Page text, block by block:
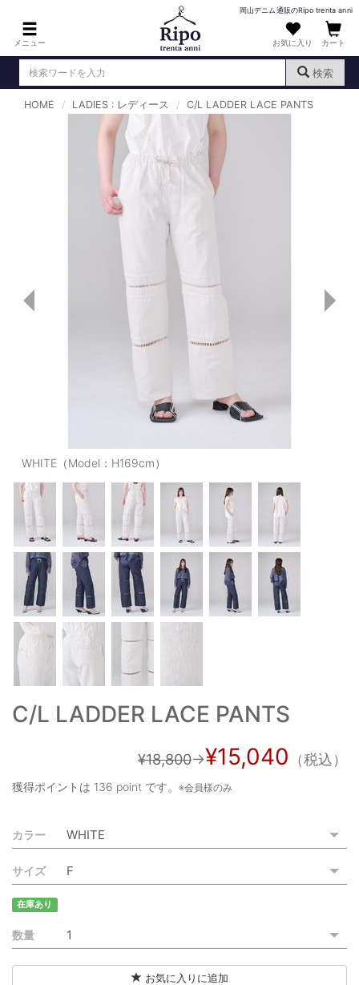
メニュー
岡山デニム通販のRipo trenta anni
お気に入り カート
検索
新規会員登録 ）
DENIM : デニム
PANTS : パンツ
TOPS : トップス
T-SHIRT : Tシャツ
KNIT : ニット
SHIRT : シャツ
PANTS/SKIRT : パンツ・スカート
TOPS : トップス
OUTERS : アウター
OUTLET : アウトレット
MENS : メンズ
LADIES : レディース
新規会員登録
特定商取引法に基づく表記
お問い合わせ
HOME LADIES : レディース C/L LADDER LACE PANTS
WHITE（Model：H169cm）
C/L LADDER LACE PANTS
¥18,800→¥15,040 （税込）
獲得ポイントは 136 point です。 ※会員様のみ
カラー
サイズ
在庫あり
数量
お気に入りに追加